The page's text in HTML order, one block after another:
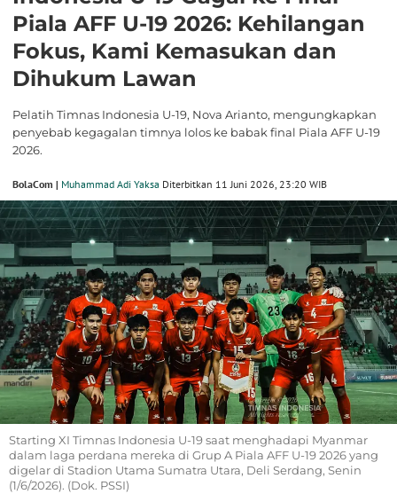
Piala AFF U-19 2026: Kehilangan
Fokus, Kami Kemasukan dan
Dihukum Lawan
Pelatih Timnas Indonesia U-19, Nova Arianto, mengungkapkan
penyebab kegagalan timnya lolos ke babak final Piala AFF U-19
2026.
BolaCom | Muhammad Adi Yaksa Diterbitkan 11 Juni 2026, 23:20 WIB
Starting XI Timnas Indonesia U-19 saat menghadapi Myanmar
dalam laga perdana mereka di Grup A Piala AFF U-19 2026 yang
digelar di Stadion Utama Sumatra Utara, Deli Serdang, Senin
(1/6/2026). (Dok. PSSI)